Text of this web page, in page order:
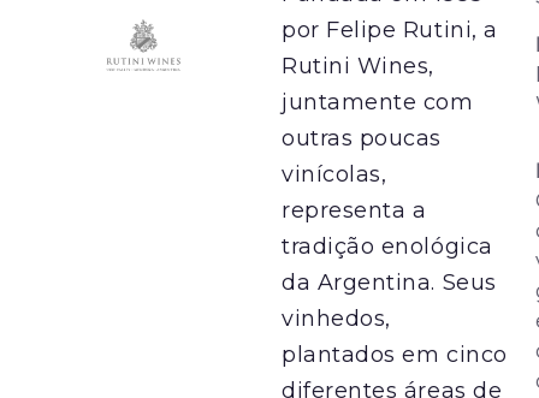
por Felipe Rutini, a
Rutini Wines,
juntamente com
outras poucas
vinícolas,
representa a
tradição enológica
da Argentina. Seus
vinhedos,
plantados em cinco
diferentes áreas de